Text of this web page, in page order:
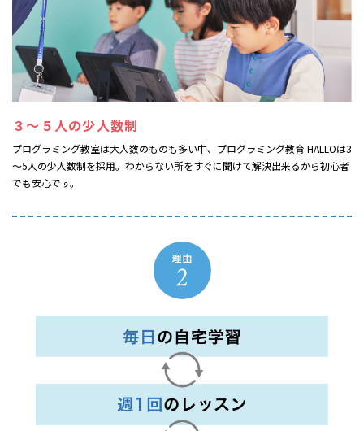
３～５人の少人数制
プログラミング教室は大人数のものも多い中、プログラミング教育 HALLOは3
～5人の少人数制を採用。わからない所をすぐに聞けて解決出来るから初心者
でも安心です。